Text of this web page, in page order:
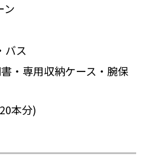
ン
バス
・専用収納ケース・腕保
本分)